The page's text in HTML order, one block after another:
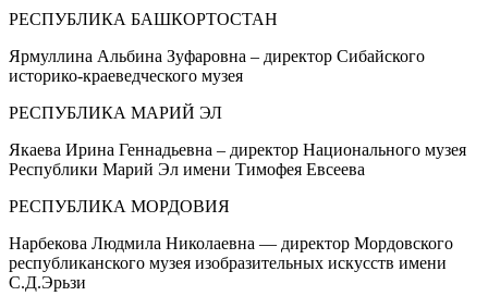
РЕСПУБЛИКА БАШКОРТОСТАН
Ярмуллина Альбина Зуфаровна – директор Сибайского
историко-краеведческого музея
РЕСПУБЛИКА МАРИЙ ЭЛ
Якаева Ирина Геннадьевна – директор Национального музея
Республики Марий Эл имени Тимофея Евсеева
РЕСПУБЛИКА МОРДОВИЯ
Нарбекова Людмила Николаевна — директор Мордовского
республиканского музея изобразительных искусств имени
С.Д.Эрьзи